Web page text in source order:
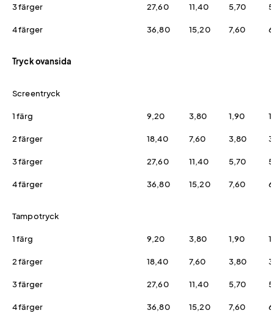
3 färger 27,60 11,40 5,70
4 färger 36,80 15,20 7,60
Tryck ovansida
Screentryck
1 färg 9,20 3,80 1,90
2 färger 18,40 7,60 3,80
3 färger 27,60 11,40 5,70
4 färger 36,80 15,20 7,60
Tampotryck
1 färg 9,20 3,80 1,90
2 färger 18,40 7,60 3,80
3 färger 27,60 11,40 5,70
4 färger 36,80 15,20 7,60